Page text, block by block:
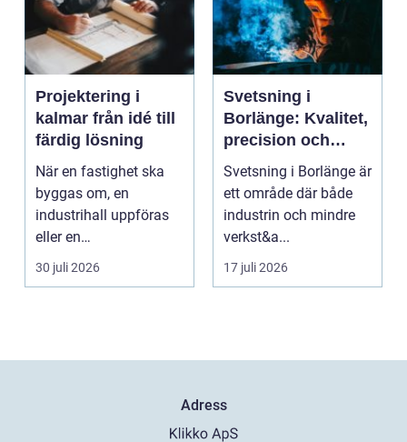
Projektering i
kalmar från idé till
färdig lösning
När en fastighet ska
byggas om, en
industrihall uppföras
eller en
lantbruksanläggning
moderniseras ä...
30 juli 2026
Svetsning i
Borlänge: Kvalitet,
precision och
hållbara
konstruktioner
Svetsning i Borlänge är
ett område där både
industrin och mindre
verkst&a...
17 juli 2026
Adress